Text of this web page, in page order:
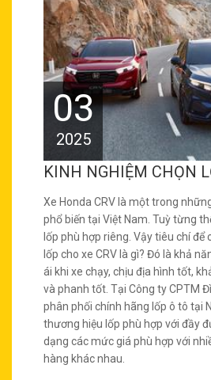
03
2025
KINH NGHIỆM CHỌN
Xe Honda CRV là một trong
phổ biến tại Việt Nam. Tuỳ từng
lốp phù hợp riêng. Vậy tiêu chí để
lốp cho xe CRV là gì? Đó là khả
ái khi xe chạy, chịu địa hình tốt,
và phanh tốt. Tại Công ty CPTM
phân phối chính hãng lốp ô tô tại
thương hiệu lốp phù hợp với đầy
dạng các mức giá phù hợp với
hàng khác nhau.